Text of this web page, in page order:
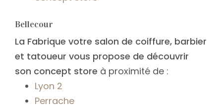
Bellecour
La Fabrique votre salon de coiffure, barbier
et tatoueur vous propose de découvrir
son concept store à proximité de :
Lyon 2
Perrache